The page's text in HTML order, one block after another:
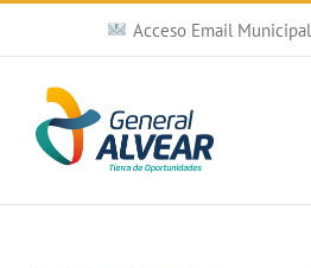
Saltar
contenido
Acceso Email Municipal